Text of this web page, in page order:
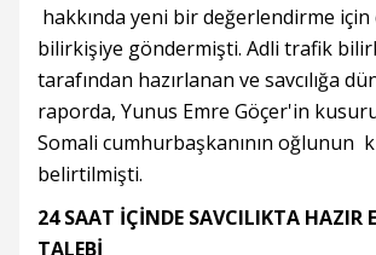
hakkında yeni bir değerlendirme için
bilirkişiye göndermişti. Adli trafik
tarafından hazırlanan ve savcılığa
raporda, Yunus Emre Göçer'in kusuru
Somali cumhurbaşkanının oğlunun
belirtilmişti.
24 SAAT İÇİNDE SAVCILIKTA HAZIR
TALEBİ